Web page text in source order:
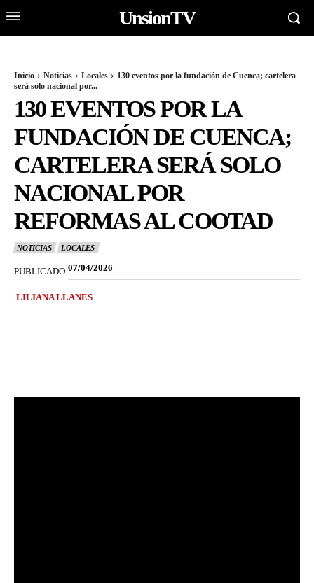
UnsionTV
Inicio Noticias Locales
130 eventos por la fundación de Cuenca; cartelera
será solo nacional por...
130 EVENTOS POR LA
FUNDACIÓN DE CUENCA;
CARTELERA SERÁ SOLO
NACIONAL POR
REFORMAS AL COOTAD
NOTICIAS LOCALES
PUBLICADO 07/04/2026
LILIANA LLANES